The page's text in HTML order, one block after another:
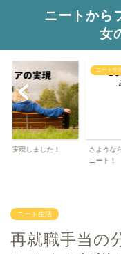
ニートから
女
した！
ニート生活
さようなら、サラ
ニート生活
再就職手当の